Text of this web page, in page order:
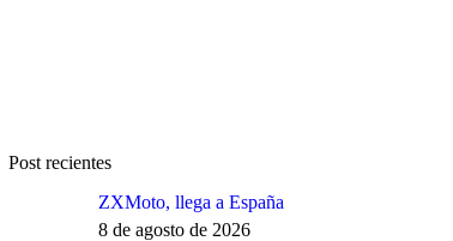
Post recientes
ZXMoto, llega a España
8 de agosto de 2026